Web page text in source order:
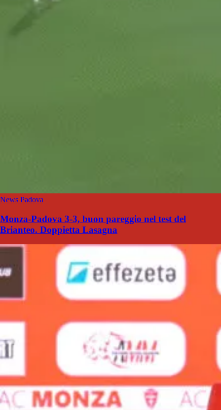
News Padova
Monza-Padova 3-3, buon pareggio nel test del
Brianteo. Doppietta Lasagna